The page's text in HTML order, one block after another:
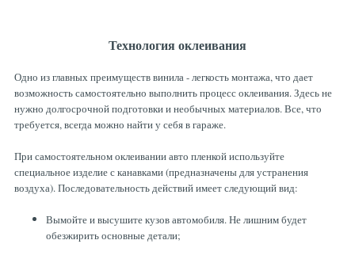
Технология оклеивания
Одно из главных преимуществ винила - легкость монтажа, что дает
возможность самостоятельно выполнить процесс оклеивания. Здесь не
нужно долгосрочной подготовки и необычных материалов. Все, что
требуется, всегда можно найти у себя в гараже.
При самостоятельном оклеивании авто пленкой используйте
специальное изделие с канавками (предназначены для устранения
воздуха). Последовательность действий имеет следующий вид:
Вымойте и высушите кузов автомобиля. Не лишним будет
обезжирить основные детали;